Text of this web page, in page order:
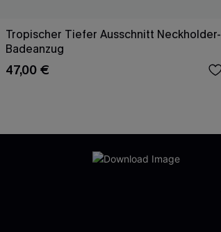
Tropischer Tiefer Ausschnitt Neckholder-
Badeanzug
47,00 €